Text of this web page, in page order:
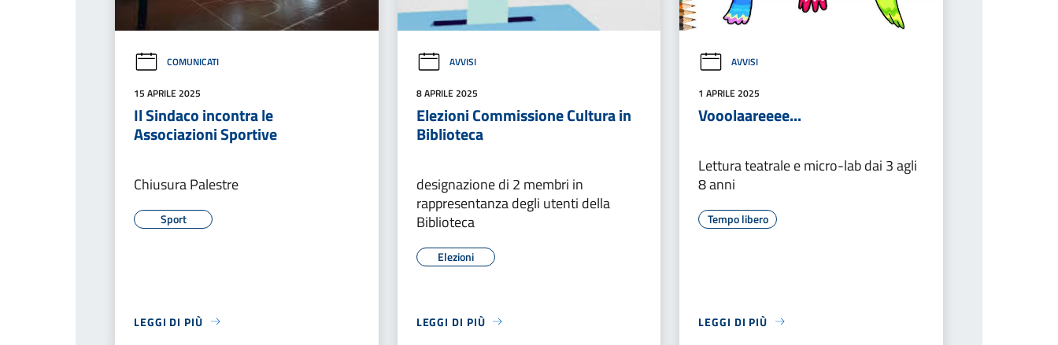
COMUNICATI
15 APRILE 2025
Il Sindaco incontra le
Associazioni Sportive
Chiusura Palestre
Sport
LEGGI DI PIÙ
AVVISI
8 APRILE 2025
Elezioni Commissione Cultura in
Biblioteca
designazione di 2 membri in
rappresentanza degli utenti della
Biblioteca
Elezioni
LEGGI DI PIÙ
AVVISI
1 APRILE 2025
Vooolaareeee...
Lettura teatrale e micro-lab dai 3 agli
8 anni
Tempo libero
LEGGI DI PIÙ